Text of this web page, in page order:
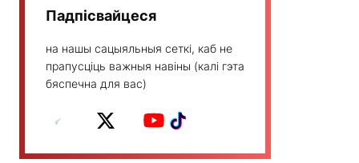
Падпісвайцеся
на нашы сацыяльныя сеткі, каб не
прапусціць важныя навіны (калі гэта
бяспечна для вас)